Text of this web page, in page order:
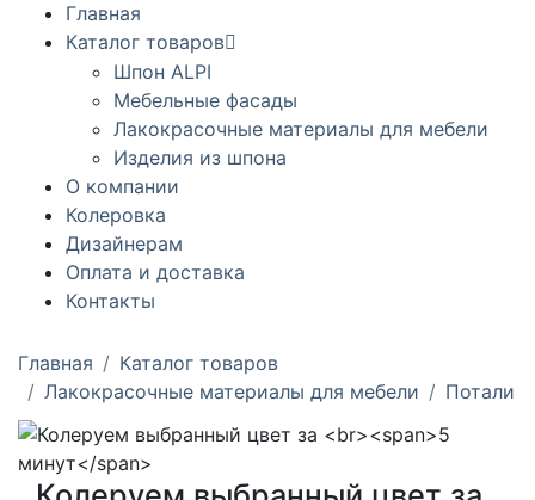
Главная
Каталог товаров
Шпон ALPI
Мебельные фасады
Лакокрасочные материалы для мебели
Изделия из шпона
О компании
Колеровка
Дизайнерам
Оплата и доставка
Контакты
Главная
Каталог товаров
Лакокрасочные материалы для мебели
Потали